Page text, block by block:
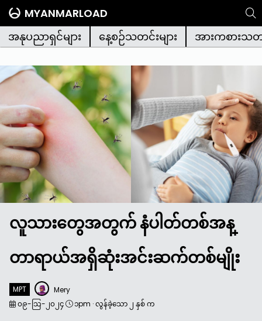
MYANMARLOAD
အနုပညာရှင်များ
နေ့စဉ်သတင်းများ အားကစားသတ
လူသားတွေအတွက် နံပါတ်တစ်အန္
တာရာယ်အရှိဆုံးအင်းဆက်တစ်မျိုး
MPT
Mery
၀၉-သြ-၂၀၂၄
၁pm ·လွန်ခဲ့သော ၂ နှစ် က